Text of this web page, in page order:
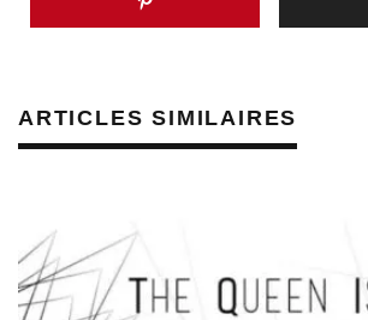
ARTICLES SIMILAIRES